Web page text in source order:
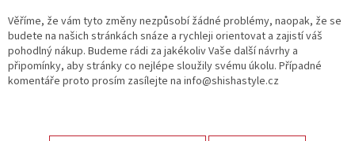
Věříme, že vám tyto změny nezpůsobí žádné problémy, naopak, že se
budete na našich stránkách snáze a rychleji orientovat a zajistí váš
pohodlný nákup. Budeme rádi za jakékoliv Vaše další návrhy a
připomínky, aby stránky co nejlépe sloužily svému úkolu. Případné
komentáře proto prosím zasílejte na info@shishastyle.cz